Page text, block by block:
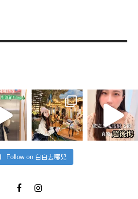
Follow on 白白去哪兒